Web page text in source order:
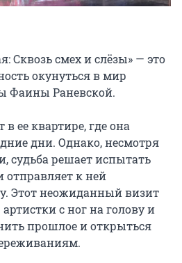
Cквозь смех и слёзы» — это
окунуться в мир
Фаины Раневской.
ее квартире, где она
дни. Однако, несмотря
судьба решает испытать
отправляет к ней
Этот неожиданный визит
с ног на голову и
прошлое и открыться